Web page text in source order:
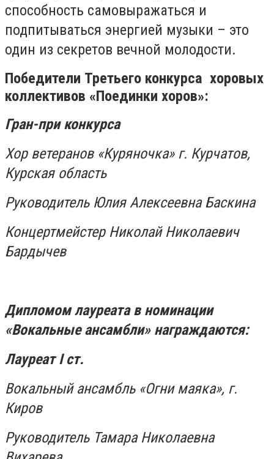
способность самовыражаться и
подпитываться энергией музыки – это
один из секретов вечной молодости.
Победители Третьего конкурса хоровых
коллективов «Поединки хоров»:
Гран-при конкурса
Хор ветеранов «Куряночка» г. Курчатов,
Курская область
Руководитель Юлия Алексеевна Баскина
Концертмейстер Николай Николаевич
Бардычев
Дипломом лауреата в номинации
«Вокальные ансамбли» награждаются:
ЛауреатIст.
Вокальный ансамбль «Огни маяка», г.
Киров
Руководитель Тамара Николаевна